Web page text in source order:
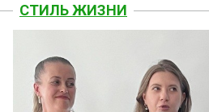
СТИЛЬ ЖИЗНИ